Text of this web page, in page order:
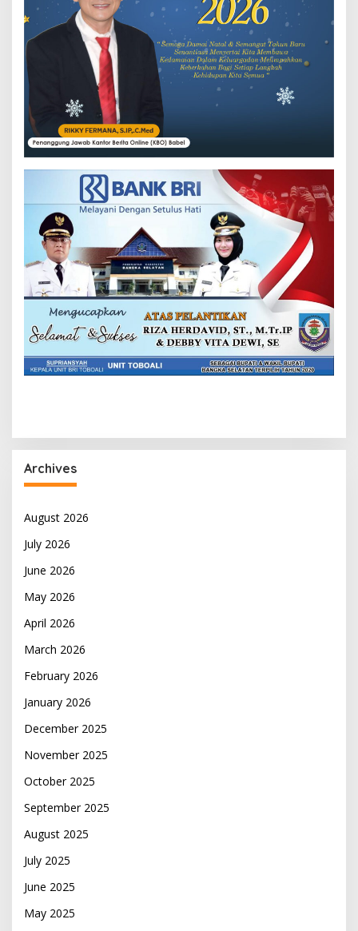
Archives
August 2026
July 2026
June 2026
May 2026
April 2026
March 2026
February 2026
January 2026
December 2025
November 2025
October 2025
September 2025
August 2025
July 2025
June 2025
May 2025